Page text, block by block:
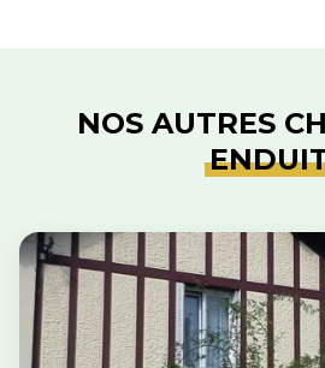
NOS AUTRES